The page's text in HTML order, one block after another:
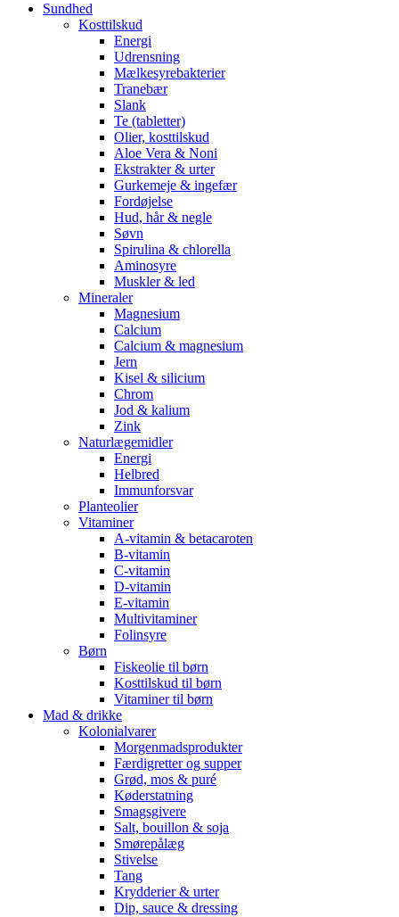
Sundhed
Kosttilskud
Energi
Udrensning
Mælkesyrebakterier
Tranebær
Slank
Te (tabletter)
Olier, kosttilskud
Aloe Vera & Noni
Ekstrakter & urter
Gurkemeje & ingefær
Fordøjelse
Hud, hår & negle
Søvn
Spirulina & chlorella
Aminosyre
Muskler & led
Mineraler
Magnesium
Calcium
Calcium & magnesium
Jern
Kisel & silicium
Chrom
Jod & kalium
Zink
Naturlægemidler
Energi
Helbred
Immunforsvar
Planteolier
Vitaminer
A-vitamin & betacaroten
B-vitamin
C-vitamin
D-vitamin
E-vitamin
Multivitaminer
Folinsyre
Børn
Fiskeolie til børn
Kosttilskud til børn
Vitaminer til børn
Mad & drikke
Kolonialvarer
Morgenmadsprodukter
Færdigretter og supper
Grød, mos & puré
Køderstatning
Smagsgivere
Salt, bouillon & soja
Smørepålæg
Stivelse
Tang
Krydderier & urter
Dip, sauce & dressing